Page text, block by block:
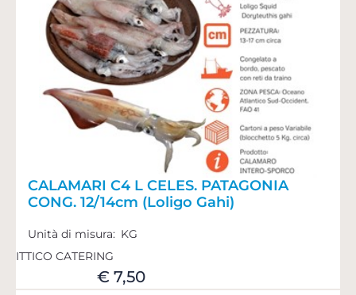
CALAMARI C4 L CELES. PATAGONIA
CONG. 12/14cm (Loligo Gahi)
Unità di misura: KG
ITTICO CATERING
€ 7,50